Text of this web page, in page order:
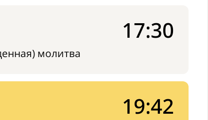
молитва
17:30
19:42